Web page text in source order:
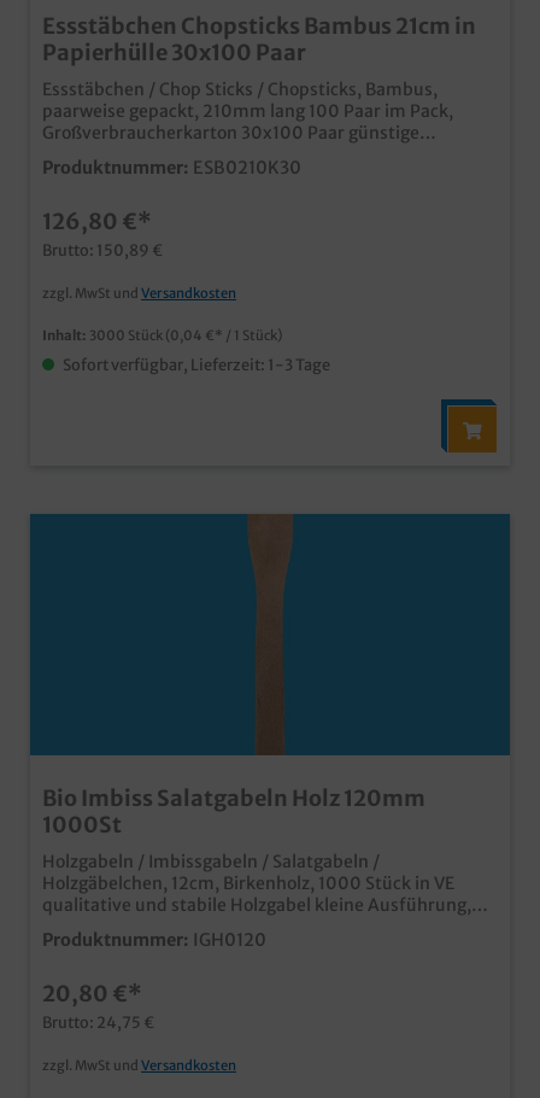
Essstäbchen Chopsticks Bambus 21cm in
Papierhülle 30x100 Paar
Essstäbchen / Chop Sticks / Chopsticks, Bambus,
paarweise gepackt, 210mm lang 100 Paar im Pack,
Großverbraucherkarton 30x100 Paar günstige
Großverbrauchereinheit für asiatische
Imbissbetriebe und Bistros umweltfreundlich aus
individuell bedruckt werden, fragen Sie einfach
unseren Kundenservice
Produktnummer: ESB0210K30
126,80 €*
Brutto: 150,89 €
zzgl. MwSt und Versandkosten
Inhalt: 3000 Stück (0,04 €* / 1 Stück)
Sofort verfügbar, Lieferzeit: 1-3 Tage
Bio Imbiss Salatgabeln Holz 120mm
1000St
Holzgabeln / Imbissgabeln / Salatgabeln /
Holzgäbelchen, 12cm, Birkenholz, 1000 Stück in VE
qualitative und stabile Holzgabel kleine Ausführung,
ideal für Salate und Snacks umweltfreundliches
Produkt in Gastronomie, Streetfood und Catering aus
Produktnummer: IGH0120
20,80 €*
Brutto: 24,75 €
zzgl. MwSt und Versandkosten